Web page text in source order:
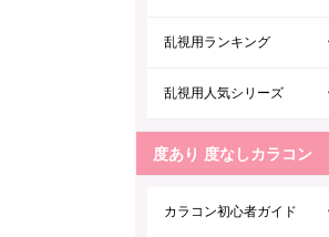
乱視用ランキング
乱視用人気シリーズ
度あり 度なしカラコン
カラコン初心者ガイド